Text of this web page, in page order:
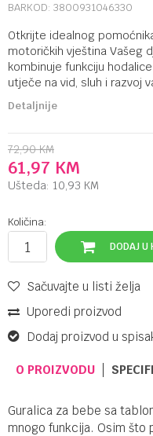
BARKOD: 3800931046330
Otkrijte idealnog
motoričkih vještina Vašeg
kombinuje funkciju
utječe na vid, sluh i razvoj
Detaljnije
72,90 KM
61,97 KM
Ušteda: 10,93 KM
Količina:
DODAJ U
Sačuvajte u listi želja
Uporedi proizvod
Dodaj proizvod u
O PROIZVODU
Guralica za bebe sa
mnogo funkcija. Osim što